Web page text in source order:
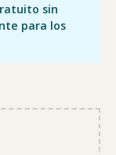
sin
para los